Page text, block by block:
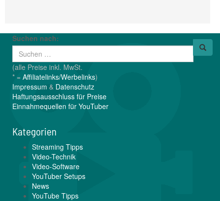
Suchen nach:
(alle Preise inkl. MwSt.
* = Affiliatelinks/Werbelinks)
Impressum & Datenschutz
Haftungsausschluss für Preise
Einnahmequellen für YouTuber
Kategorien
Streaming Tipps
Video-Technik
Video-Software
YouTuber Setups
News
YouTube Tipps